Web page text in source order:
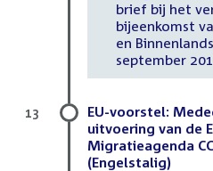
brief bij het
bijeenkomst
en
september
EU-voorstel:
uitvoering van de
Migratieagenda
(Engelstalig)
13